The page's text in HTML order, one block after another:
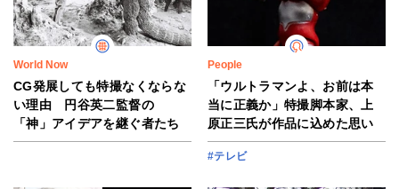
World Now
CG発展しても特撮なくならな
い理由 円谷英二監督の
「神」アイデアを継ぐ者たち
People
「ウルトラマンよ、お前は本
当に正義か」特撮脚本家、上
原正三氏が作品に込めた思い
#テレビ